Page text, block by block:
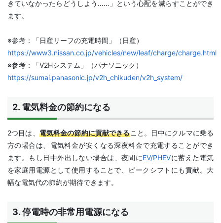
きていなかったらどうしよう……」という心配を減らすことができ
ます。
※参考：「日産リーフの充電時間」（日産）
https://www3.nissan.co.jp/vehicles/new/leaf/charge/charge.html
※参考：「V2Hシステム」（パナソニック）
https://sumai.panasonic.jp/v2h_chikuden/v2h_system/
2. 電気料金の節約になる
2つ目は、 電気料金の節約に貢献できること。日中にクルマに乗る
方の場合は、電気料金が安くなる深夜料金で充電することができ
ます。もし日中外出しない場合は、夜間にEV/PHEVに蓄えた電気
を家庭用電源として使用することで、ピークシフトにも貢献。大
幅な電気代の節約が期待できます。
3. 停電時の非常用電源になる